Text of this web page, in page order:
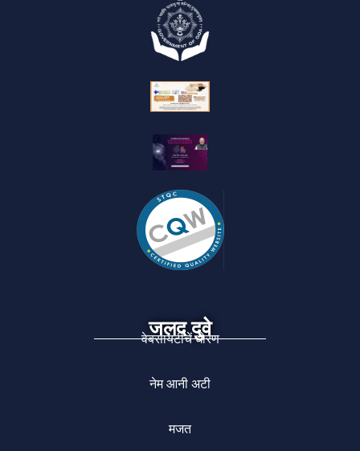
जलद दुवे
वेबसायटीचें धोरण
नेम आनी अटी
मजत